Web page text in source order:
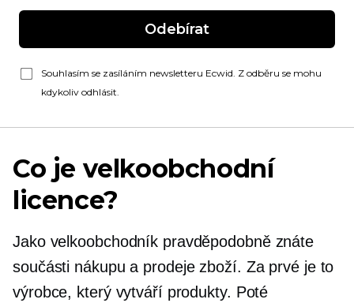
Odebírat
Souhlasím se zasíláním newsletteru Ecwid. Z odběru se mohu
kdykoliv odhlásit.
Co je velkoobchodní
licence?
Jako velkoobchodník pravděpodobně znáte
součásti nákupu a prodeje zboží. Za prvé je to
výrobce, který vytváří produkty. Poté